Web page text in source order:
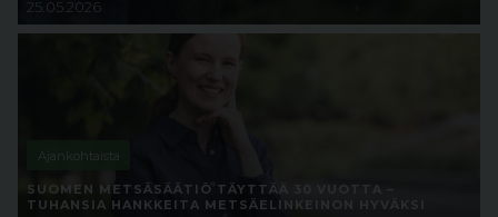
25.05.2026
Ajankohtaista
SUOMEN METSÄSÄÄTIÖ TÄYTTÄÄ 30 VUOTTA –
TUHANSIA HANKKEITA METSÄELINKEINON HYVÄKSI